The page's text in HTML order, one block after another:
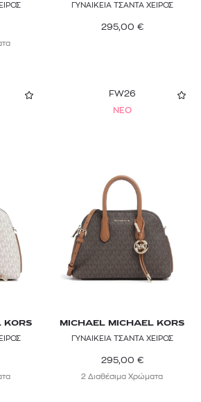
ΓΥΝΑΙΚΕΙΑ ΤΣΑΝΤΑ ΧΕΙΡΟΣ
295,00 €
KORS
FW26
NEO
MICHAEL MICHAEL KORS
ΓΥΝΑΙΚΕΙΑ ΤΣΑΝΤΑ ΧΕΙΡΟΣ
295,00 €
2 Διαθέσιμα Χρώματα